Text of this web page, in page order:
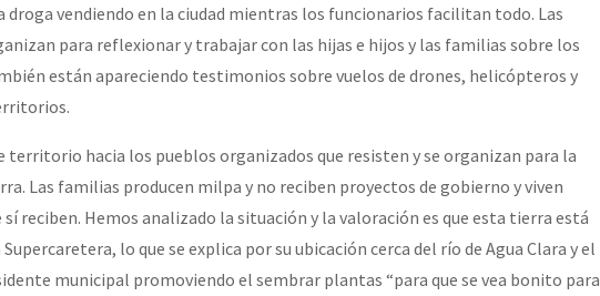
droga vendiendo en la ciudad mientras los funcionarios facilitan todo. Las
para reflexionar y trabajar con las hijas e hijos y las familias sobre los
están apareciendo testimonios sobre vuelos de drones, helicópteros y
territorio hacia los pueblos organizados que resisten y se organizan para la
Las familias producen milpa y no reciben proyectos de gobierno y viven
reciben. Hemos analizado la situación y la valoración es que esta tierra está
lo que se explica por su ubicación cerca del río de Agua Clara y el
municipal promoviendo el sembrar plantas “para que se vea bonito para